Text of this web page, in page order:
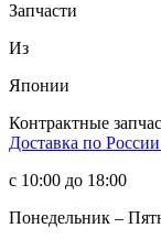
Запчасти
Из
Японии
Контрактные
Доставка по
с 10:00 до 18:00
Понедельник –